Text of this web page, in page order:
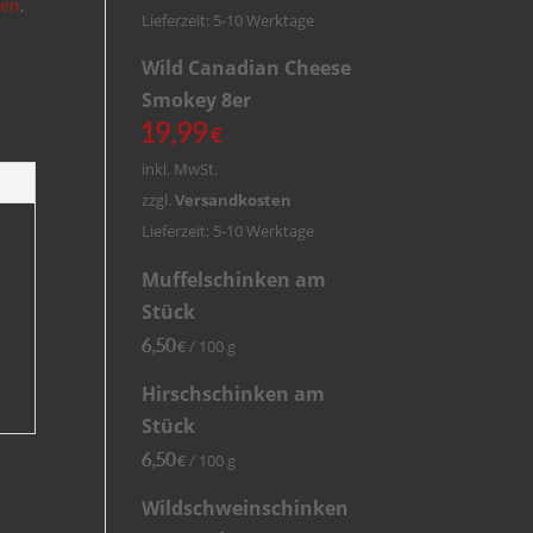
,
Lieferzeit: 5-10 Werktage
Wild Canadian Cheese
Smokey 8er
19,99€
inkl. MwSt.
zzgl.Versandkosten
Lieferzeit: 5-10 Werktage
Muffelschinken am
Stück
6,50€ / 100 g
Hirschschinken am
Stück
6,50€ / 100 g
Wildschweinschinken